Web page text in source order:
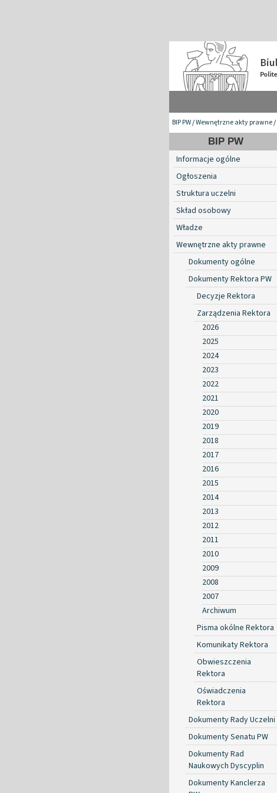
BIP PW/Wewnętrzne akty prawne/
BIP PW
Informacje ogólne
Ogłoszenia
Struktura uczelni
Skład osobowy
Władze
Wewnętrzne akty prawne
Dokumenty ogólne
Dokumenty Rektora PW
Decyzje Rektora
Zarządzenia Rektora
2026
2025
2024
2023
2022
2021
2020
2019
2018
2017
2016
2015
2014
2013
2012
2011
2010
2009
2008
2007
Archiwum
Pisma okólne Rektora
Komunikaty Rektora
Obwieszczenia
Rektora
Oświadczenia
Rektora
Dokumenty Rady Uczelni
Dokumenty Senatu PW
Dokumenty Rad
Naukowych Dyscyplin
Dokumenty Kanclerza